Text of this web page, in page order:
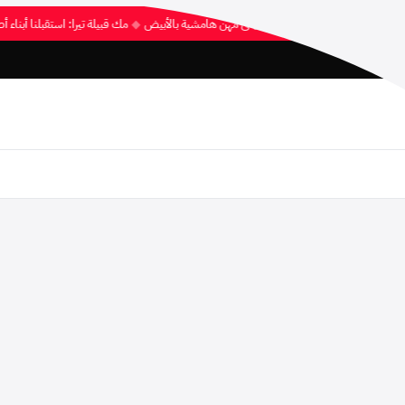
للحكومة باستهداف نازحين يعملون في مهن هامشية بالأبيض ◆ مك قبيلة تيرا: استقبلنا